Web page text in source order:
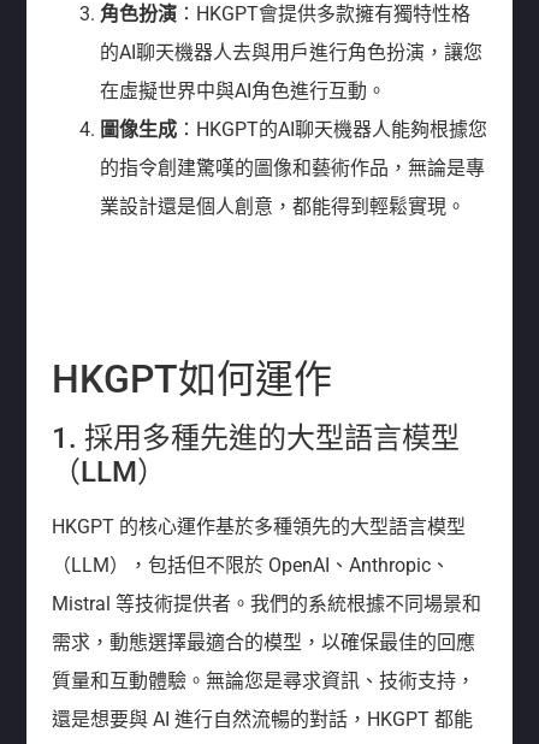
角色扮演：HKGPT會提供多款擁有獨特性格
的AI聊天機器人去與用戶進行角色扮演，讓您
在虛擬世界中與AI角色進行互動。
圖像生成：HKGPT的AI聊天機器人能夠根據您
的指令創建驚嘆的圖像和藝術作品，無論是專
業設計還是個人創意，都能得到輕鬆實現。
HKGPT如何運作
1. 採用多種先進的大型語言模型
（LLM）
HKGPT 的核心運作基於多種領先的大型語言模型
（LLM），包括但不限於 OpenAI、Anthropic、
Mistral 等技術提供者。我們的系統根據不同場景和
需求，動態選擇最適合的模型，以確保最佳的回應
質量和互動體驗。無論您是尋求資訊、技術支持，
還是想要與 AI 進行自然流暢的對話，HKGPT 都能